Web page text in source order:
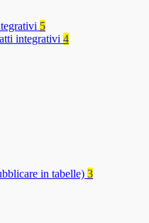
5
integrativi 4
in tabelle) 3